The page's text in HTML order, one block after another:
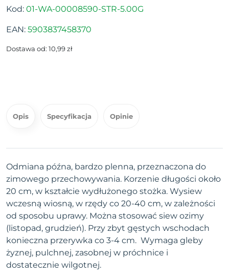
Kod: 01-WA-00008590-STR-5.00G
EAN: 5903837458370
Dostawa od: 10,99 zł
Opis Specyfikacja Opinie
Odmiana późna, bardzo plenna, przeznaczona do
zimowego przechowywania. Korzenie długości około
20 cm, w kształcie wydłużonego stożka. Wysiew
wczesną wiosną, w rzędy co 20-40 cm, w zależności
od sposobu uprawy. Można stosować siew ozimy
(listopad, grudzień). Przy zbyt gęstych wschodach
konieczna przerywka co 3-4 cm. Wymaga gleby
żyznej, pulchnej, zasobnej w próchnice i
dostatecznie wilgotnej.